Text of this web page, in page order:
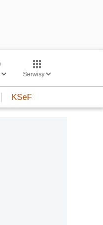
Serwisy
KSeF